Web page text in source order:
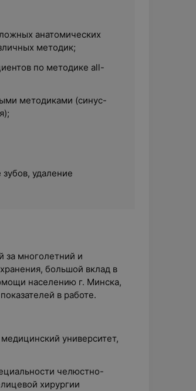
анатомических
методик;
по методике all-
методиками (синус-
удаление
за многолетний и
большой вклад в
населению г. Минска,
в работе.
университет,
челюстно-
хирургии